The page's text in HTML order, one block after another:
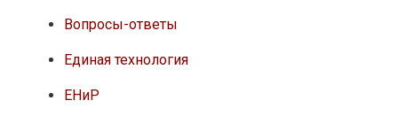
Вопросы-ответы
Единая технология
ЕНиР